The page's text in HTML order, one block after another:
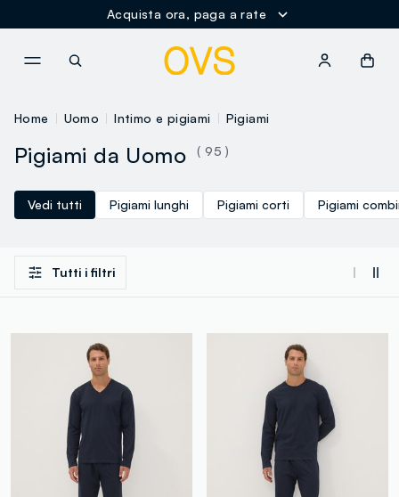
Acquista ora, paga a rate
Home Uomo Intimo e pigiami Pigiami
Pigiami da Uomo ( 95 )
Vedi tutti Pigiami lunghi Pigiami corti Pigiami
Tutti i filtri